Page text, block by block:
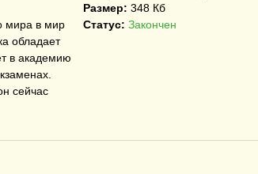
мира в мир
обладает
в академию
сейчас
Размер: 348 Кб
Статус: Закончен